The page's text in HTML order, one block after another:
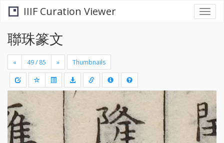
IIIF Curation Viewer
聯珠篆文
« » Thumbnails
+
-
Draw
a